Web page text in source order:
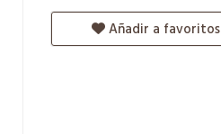
Añadir a favoritos